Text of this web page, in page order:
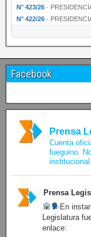
N° 423/26 · PRESIDENCIA
N° 422/26 ·
Facebook
Prensa
Cuenta
fueguino.
institucional.
Prensa
En
Legislatura
enlace: